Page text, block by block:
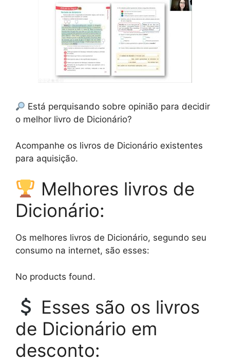
Está perquisando sobre opinião para decidir
o melhor livro de Dicionário?
Acompanhe os livros de Dicionário existentes
para aquisição.
Melhores livros de
Dicionário:
Os melhores livros de Dicionário, segundo seu
consumo na internet, são esses:
No products found.
Esses são os livros
de Dicionário em
desconto: